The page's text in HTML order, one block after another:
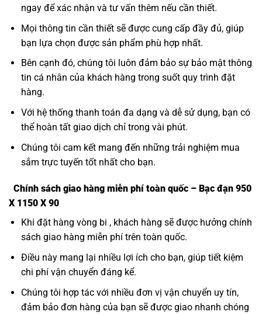
ngay để xác nhận và tư vấn thêm nếu cần thiết.
Mọi thông tin cần thiết sẽ được cung cấp đầy đủ, giúp
bạn lựa chọn được sản phẩm phù hợp nhất.
Bên cạnh đó, chúng tôi luôn đảm bảo sự bảo mật thông
tin cá nhân của khách hàng trong suốt quy trình đặt
hàng.
Với hệ thống thanh toán đa dạng và dễ sử dụng, bạn có
thể hoàn tất giao dịch chỉ trong vài phút.
Chúng tôi cam kết mang đến những trải nghiệm mua
sắm trực tuyến tốt nhất cho bạn.
Chính sách giao hàng miễn phí toàn quốc – Bạc đạn 950
X 1150 X 90
Khi đặt hàng vòng bi , khách hàng sẽ được hưởng chính
sách giao hàng miễn phí trên toàn quốc.
Điều này mang lại nhiều lợi ích cho bạn, giúp tiết kiệm
chi phí vận chuyển đáng kể.
Chúng tôi hợp tác với nhiều đơn vị vận chuyển uy tín,
đảm bảo đơn hàng của bạn sẽ được giao nhanh chóng